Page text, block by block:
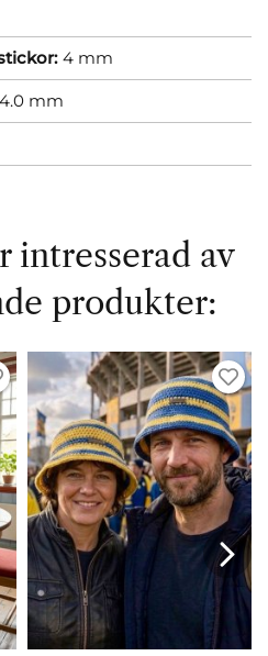
4 mm
4.0 mm
intresserad av
produkter: